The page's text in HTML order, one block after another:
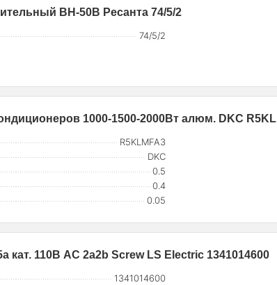
ВН-50В Ресанта 74/5/2
74/5/2
1000-1500-2000Вт алюм. DKC
R5KLMFA3
DKC
0.5
0.4
0.05
кат. 110В AC 2a2b Screw LS Electric 1341014600
1341014600